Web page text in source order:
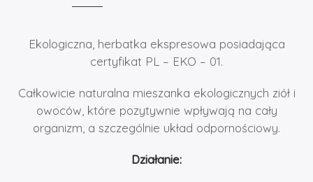
Ekologiczna, herbatka ekspresowa posiadająca
certyfikat PL – EKO – 01.
Całkowicie naturalna mieszanka ekologicznych ziół i
owoców, które pozytywnie wpływają na cały
organizm, a szczególnie układ odpornościowy.
Działanie: